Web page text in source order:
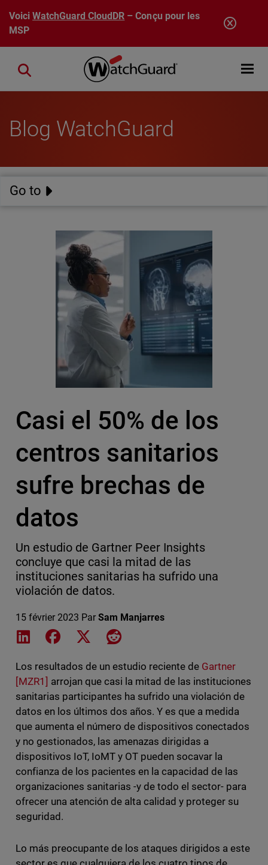
Aller au contenu principal
VoiciWatchGuard CloudDR – Conçu pour les
MSP
Open
Close search
Blog WatchGuard
Go to
Casi el 50% de los
centros sanitarios
sufre brechas de
datos
Un estudio de Gartner Peer Insights
concluye que casi la mitad de las
instituciones sanitarias ha sufrido una
violación de datos.
15 février 2023 Par Sam Manjarres
Share on LinkedIn
Share on Facebook
Share on XShare on Reddit
Los resultados de un estudio reciente de Gartner
[MZR1] arrojan que casi la mitad de las instituciones
sanitarias participantes ha sufrido una violación de
datos en los últimos dos años. Y es que a medida
que aumenta el número de dispositivos conectados
y no gestionados, las amenazas dirigidas a
dispositivos IoT, IoMT y OT pueden socavar la
confianza de los pacientes en la capacidad de las
organizaciones sanitarias -y de todo el sector- para
ofrecer una atención de alta calidad y proteger su
seguridad.
Lo más preocupante de los ataques dirigidos a este